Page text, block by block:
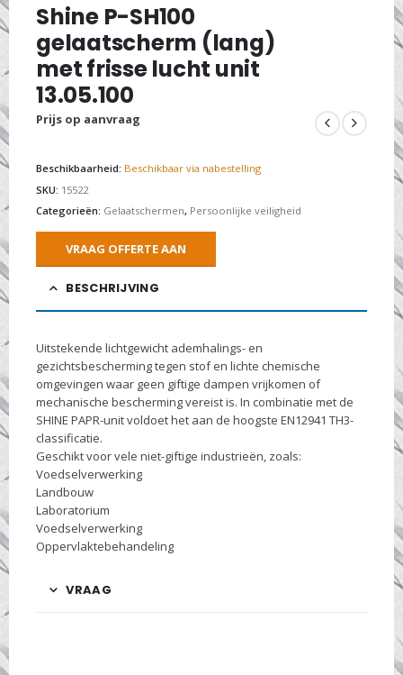
Shine P-SH100
gelaatscherm (lang)
met frisse lucht unit
13.05.100
Prijs op aanvraag
Beschikbaarheid: Beschikbaar via nabestelling
SKU: 15522
Categorieën: Gelaatschermen, Persoonlijke veiligheid
VRAAG OFFERTE AAN
BESCHRIJVING
Uitstekende lichtgewicht ademhalings- en
gezichtsbescherming tegen stof en lichte chemische
omgevingen waar geen giftige dampen vrijkomen of
mechanische bescherming vereist is. In combinatie met de
SHINE PAPR-unit voldoet het aan de hoogste EN12941 TH3-
classificatie.
Geschikt voor vele niet-giftige industrieën, zoals:
Voedselverwerking
Landbouw
Laboratorium
Voedselverwerking
Oppervlaktebehandeling
VRAAG